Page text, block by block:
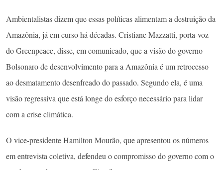
Ambientalistas dizem que essas políticas alimentam a destruição da
Amazônia, já em curso há décadas. Cristiane Mazzatti, porta-voz
do Greenpeace, disse, em comunicado, que a visão do governo
Bolsonaro de desenvolvimento para a Amazônia é um retrocesso
ao desmatamento desenfreado do passado. Segundo ela, é uma
visão regressiva que está longe do esforço necessário para lidar
com a crise climática.
O vice-presidente Hamilton Mourão, que apresentou os números
em entrevista coletiva, defendeu o compromisso do governo com o